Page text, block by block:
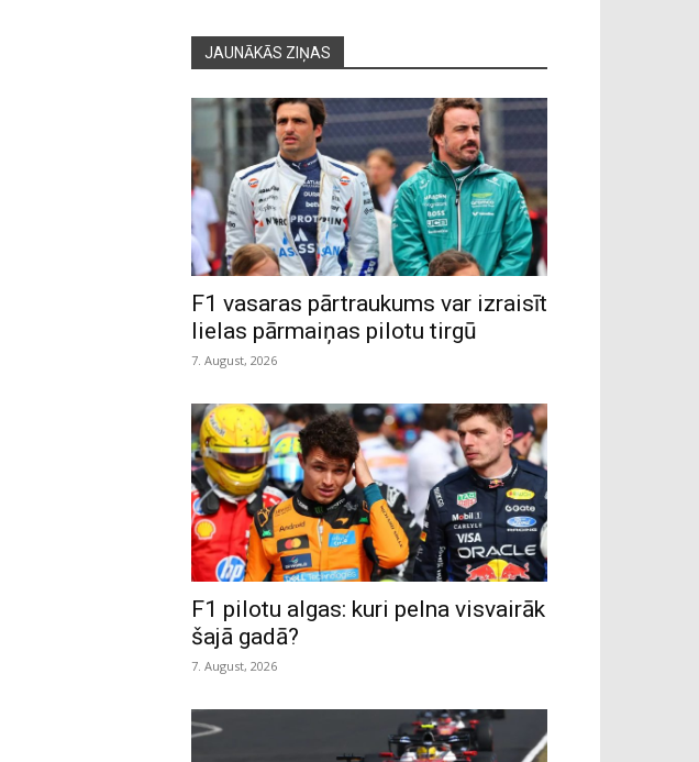
JAUNĀKĀS ZIŅAS
F1 vasaras pārtraukums var izraisīt
lielas pārmaiņas pilotu tirgū
7. August, 2026
F1 pilotu algas: kuri pelna visvairāk
šajā gadā?
7. August, 2026